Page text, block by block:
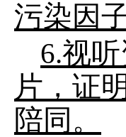
污染因
6.视听
片，证
陪同。